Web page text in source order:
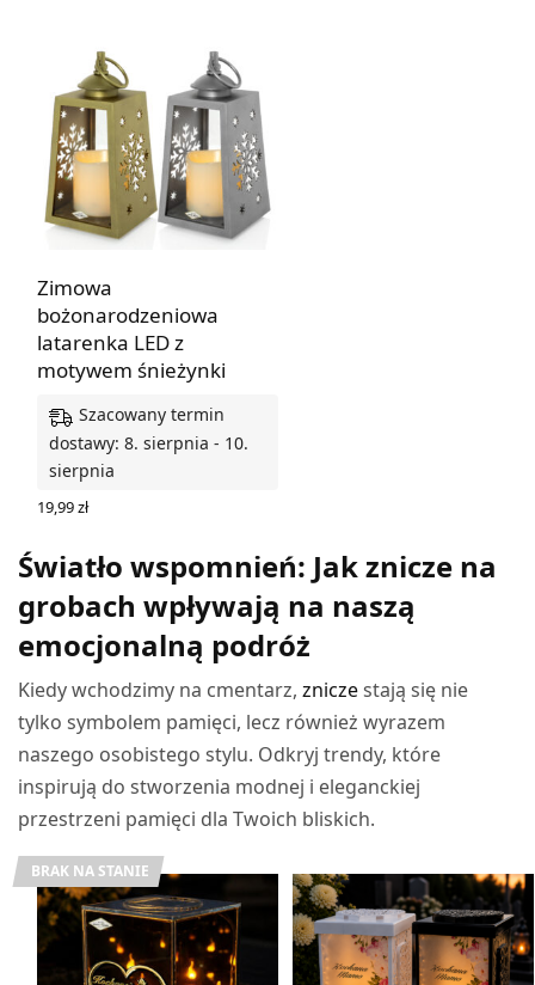
Zimowa
bożonarodzeniowa
latarenka LED z
motywem śnieżynki
Szacowany termin
dostawy: 8. sierpnia - 10.
sierpnia
19,99zł
Światło wspomnień: Jak znicze na
grobach wpływają na naszą
emocjonalną podróż
Kiedy wchodzimy na cmentarz,zniczestają się nie
tylko symbolem pamięci, lecz również wyrazem
naszego osobistego stylu. Odkryj trendy, które
inspirują do stworzenia modnej i eleganckiej
przestrzeni pamięci dla Twoich bliskich.
BRAK NA STANIE